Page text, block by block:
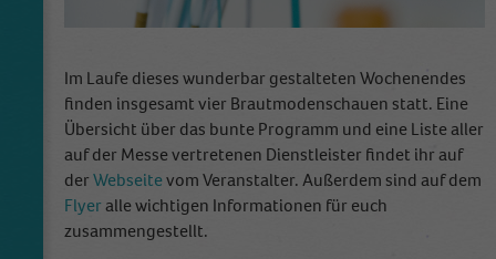
Im Laufe dieses wunderbar gestalteten Wochenendes
finden insgesamt vier Brautmodenschauen statt. Eine
Übersicht über das bunte Programm und eine Liste aller
auf der Messe vertretenen Dienstleister findet ihr auf
derWebseitevom Veranstalter. Außerdem sind auf dem
Flyeralle wichtigen Informationen für euch
zusammengestellt.
Zweck
The cookie is used to store information of
website is doing. The data collected including
the number visitors, the source where they
have come from, and the pages visited in an
anonymous form.
Name _dt_gtml